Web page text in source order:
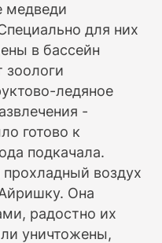
медведи
для них
в бассейн
зоологи
ледяное
-
готово к
подкачала.
воздух
Она
радостно их
уничтожены,